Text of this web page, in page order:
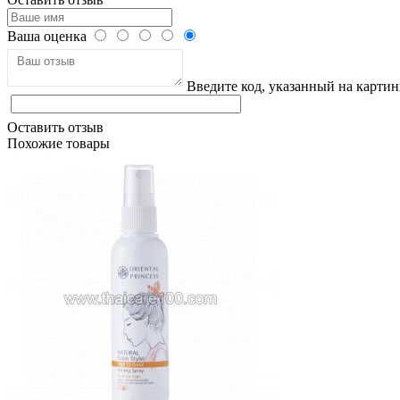
Ваша оценка
Введите код, указанный на
Оставить отзыв
Похожие товары